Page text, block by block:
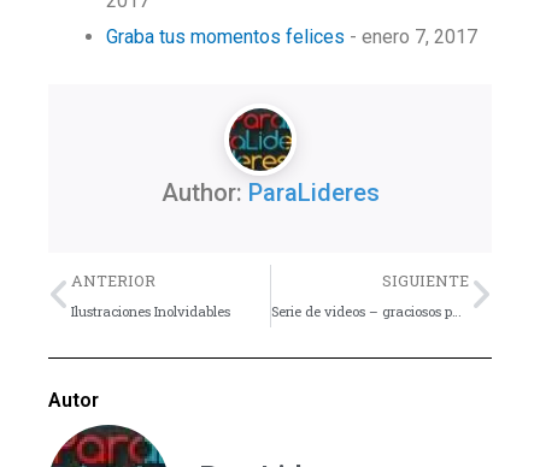
Graba tus momentos felices - enero 7, 2017
Author: ParaLideres
Previo
ANTERIOR
Ilustraciones Inolvidables
SIGUIENTE
Serie de videos – graciosos para disparar discusiones
Autor